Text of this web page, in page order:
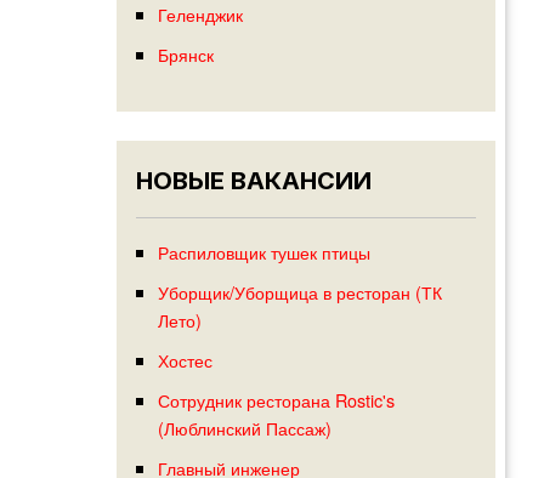
Геленджик
Брянск
НОВЫЕ ВАКАНСИИ
Распиловщик тушек птицы
Уборщик/Уборщица в ресторан (ТК
Лето)
Хостес
Сотрудник ресторана Rostic's
(Люблинский Пассаж)
Главный инженер